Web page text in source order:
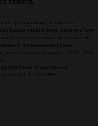
требованиям российского
нецензурную лексику и/или
и любыми иными символами. Не
и социальной розни.
о регистрации от 19.11.2018
общественной
«ОПОРА РОССИИ»